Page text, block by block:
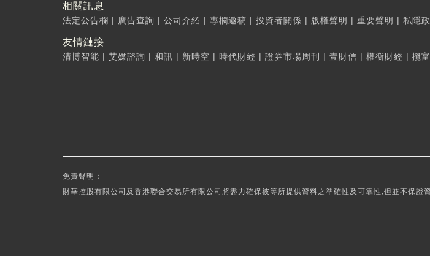
相關訊息
法定公告欄 | 廣告查詢 | 公司介紹 | 專欄邀稿 | 投資者關係 | 版權聲明 | 重要聲明 | 私隱
友情鏈接
清博智能 | 艾媒諮詢 | 和訊 | 新時空 | 時代財經 | 證券市場周刊 | 壹財信 | 權衡財經 | 攬
免責聲明：
財華控股有限公司及香港聯合交易所有限公司將盡力確保彼等所提供資料之準確性及可靠性,但並不保證